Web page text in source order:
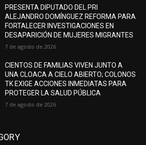
PRESENTA DIPUTADO DEL PRI
ALEJANDRO DOMÍNGUEZ REFORMA PARA
FORTALECER INVESTIGACIONES EN
DESAPARICIÓN DE MUJERES MIGRANTES
7 de agosto de 2026
CIENTOS DE FAMILIAS VIVEN JUNTO A
UNA CLOACA A CIELO ABIERTO; COLONOS
TK EXIGE ACCIONES INMEDIATAS PARA
PROTEGER LA SALUD PÚBLICA
7 de agosto de 2026